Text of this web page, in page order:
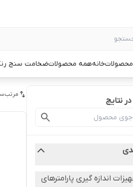
خانههمه محصولاتضخامت سنج
نتایج
اندازه گیری پارامترهای